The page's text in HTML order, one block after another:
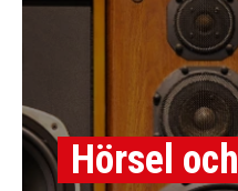
Hörsel och